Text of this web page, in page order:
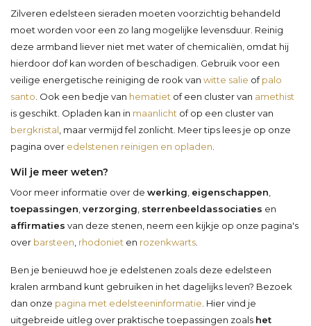
Zilveren edelsteen sieraden moeten voorzichtig behandeld
moet worden voor een zo lang mogelijke levensduur. Reinig
deze armband liever niet met water of chemicaliën, omdat hij
hierdoor dof kan worden of beschadigen. Gebruik voor een
veilige energetische reiniging de rook van witte salie ofpalo
santo . Ook een bedje van hematiet of een cluster van amethist
is geschikt. Opladen kan in maanlicht of op een cluster van
bergkristal , maar vermijd fel zonlicht. Meer tips lees je op onze
pagina over edelstenen reinigen en opladen
Wil je meer weten?
Voor meer informatie over de werking eigenschappen
toepassingen verzorging sterrenbeeldassociaties en
affirmaties van deze stenen, neem een kijkje op onze pagina's
over barsteen rhodoniet en rozenkwarts
Ben je benieuwd hoe je edelstenen zoals deze edelsteen
kralen armband kunt gebruiken in het dagelijks leven? Bezoek
dan onze pagina met edelsteeninformatie . Hier vind je
uitgebreide uitleg over praktische toepassingen zoals het